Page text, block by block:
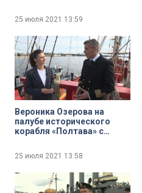
25 июля 2021 13:59
Вероника Озерова на
палубе исторического
корабля «Полтава» с
25 июля 2021 13:58